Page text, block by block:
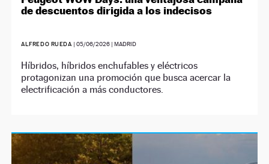
de descuentos dirigida a los indecisos
ALFREDO RUEDA |05/06/2026 | MADRID
Híbridos, híbridos enchufables y eléctricos
protagonizan una promoción que busca acercar la
electrificación a más conductores.